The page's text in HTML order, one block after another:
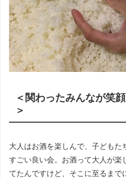
＜関わったみんなが笑
＞
大人はお酒を楽しんで、子どもた
すごい良い会。お酒って大人が楽
てたんですけど、そこに至るまで